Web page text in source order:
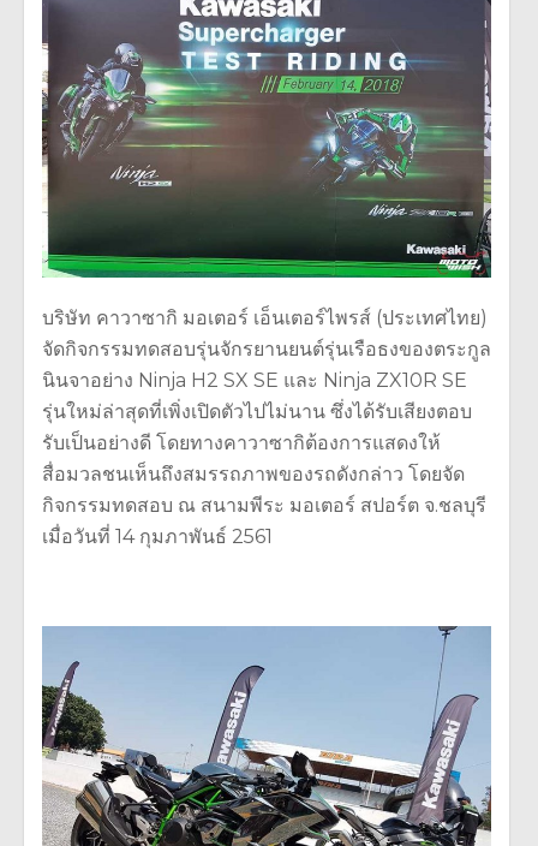
บริษัท คาวาซากิ มอเตอร์ เอ็นเตอร์ไพรส์ (ประเทศไทย)
จัดกิจกรรมทดสอบรุ่นจักรยานยนต์รุ่นเรือธงของตระกูล
นินจาอย่าง Ninja H2 SX SE และ Ninja ZX10R SE
รุ่นใหม่ล่าสุดที่เพิ่งเปิดตัวไปไม่นาน ซึ่งได้รับเสียงตอบ
รับเป็นอย่างดี โดยทางคาวาซากิต้องการแสดงให้
สื่อมวลชนเห็นถึงสมรรถภาพของรถดังกล่าว โดยจัด
กิจกรรมทดสอบ ณ สนามพีระ มอเตอร์ สปอร์ต จ.ชลบุรี
เมื่อวันที่ 14 กุมภาพันธ์ 2561